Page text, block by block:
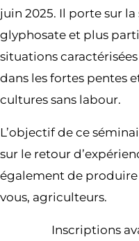
juin 2025. Il porte sur
glyphosate et plus
situations
dans les fortes pentes
cultures sans labour.
L’objectif de ce
sur le retour
également de
vous, agriculteurs.
Inscriptions